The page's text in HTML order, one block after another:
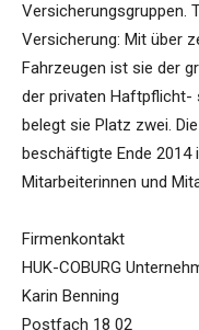
Versicherungsgruppen.
Versicherung: Mit über
Fahrzeugen ist sie der
der privaten Haftpflicht-
belegt sie Platz zwei.
beschäftigte Ende 2014
Mitarbeiterinnen und
Firmenkontakt
HUK-COBURG
Karin Benning
Postfach 18 02